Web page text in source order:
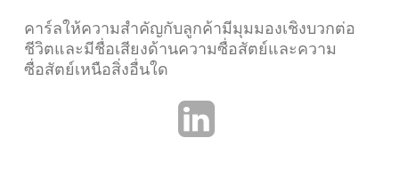
คาร์ลให้ความสำคัญกับลูกค้ามีมุมมองเชิงบวกต่อ
ชีวิตและมีชื่อเสียงด้านความซื่อสัตย์และความ
ซื่อสัตย์เหนือสิ่งอื่นใด